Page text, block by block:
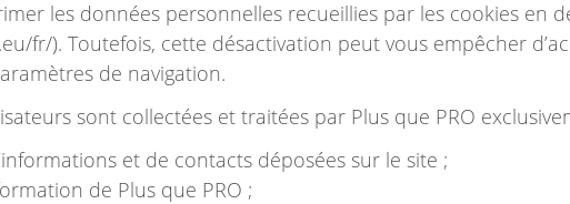
les données personnelles recueillies par les cookies en
fr/). Toutefois, cette désactivation peut vous empêcher
de navigation.
sont collectées et traitées par Plus que PRO
et de contacts déposées sur le site ;
de Plus que PRO ;